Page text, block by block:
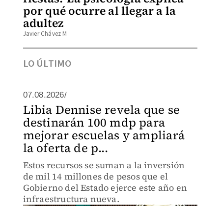
por qué ocurre al llegar a la
adultez
Javier Chávez M
LO ÚLTIMO
07.08.2026/
Libia Dennise revela que se
destinarán 100 mdp para
mejorar escuelas y ampliará
la oferta de p...
Estos recursos se suman a la inversión
de mil 14 millones de pesos que el
Gobierno del Estado ejerce este año en
infraestructura nueva.